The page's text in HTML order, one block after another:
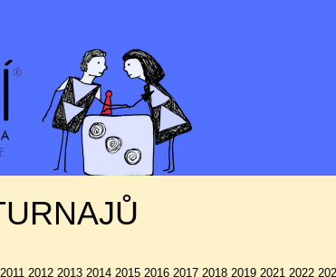
2011 2012 2013 2014 2015 2016 2017 2018 2019 2021 2022